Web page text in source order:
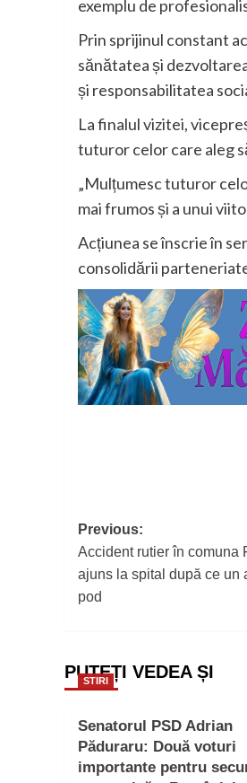
exemplu de
Prin sprijinul constant
sănătatea și
și responsabilitatea
La finalul vizitei,
tuturor celor care aleg
„Mulțumesc tuturor
mai frumos și a unui
Acțiunea se înscrie în
consolidării
Post
navigation
Previous:
Accident rutier în comuna
ajuns la spital după ce un
pod
PUTEȚI VEDEA ȘI
STIRI
Senatorul PSD Adrian
Păduraru: Două voturi
importante pentru